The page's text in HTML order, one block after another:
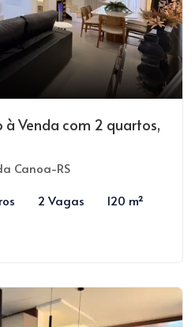
à Venda com 2 quartos,
Canoa-RS
2 Vagas 120 m²